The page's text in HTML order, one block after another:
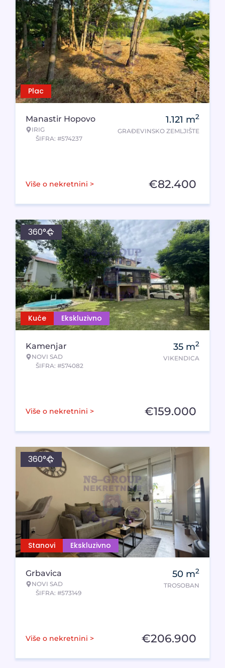
Plac
Manastir Hopovo
IRIG
ŠIFRA: #574237
1.121 m2
GRAĐEVINSKO ZEMLJIŠTE
Više o nekretnini > €82.400
Kuće Ekskluzivno
360°
Kamenjar
NOVI SAD
ŠIFRA: #574082
35 m2
VIKENDICA
Više o nekretnini > €159.000
Stanovi Ekskluzivno
360°
Grbavica
NOVI SAD
ŠIFRA: #573149
50 m2
TROSOBAN
Više o nekretnini > €206.900